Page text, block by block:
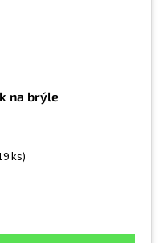
na brýle
ks)